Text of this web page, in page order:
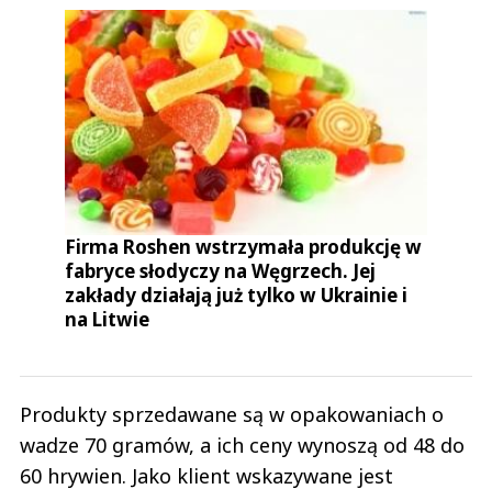
Firma Roshen wstrzymała produkcję w
fabryce słodyczy na Węgrzech. Jej
zakłady działają już tylko w Ukrainie i
na Litwie
Produkty sprzedawane są w opakowaniach o
wadze 70 gramów, a ich ceny wynoszą od 48 do
60 hrywien. Jako klient wskazywane jest